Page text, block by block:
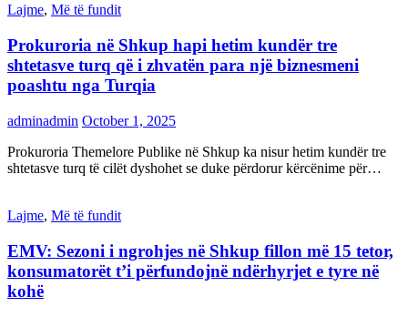
Lajme, Më të fundit
Prokuroria në Shkup hapi hetim kundër tre
shtetasve turq që i zhvatën para një biznesmeni
poashtu nga Turqia
adminadmin October 1, 2025
Prokuroria Themelore Publike në Shkup ka nisur hetim kundër tre
shtetasve turq të cilët dyshohet se duke përdorur kërcënime për…
Lajme, Më të fundit
EMV: Sezoni i ngrohjes në Shkup fillon më 15 tetor,
konsumatorët t’i përfundojnë ndërhyrjet e tyre në
kohë